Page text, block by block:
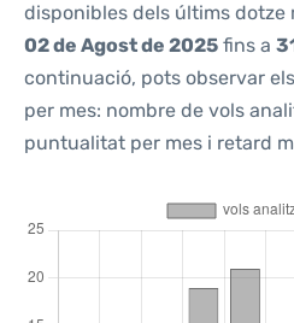
disponibles dels últims dotze
02 de Agost de 2025 fins a
continuació, pots observar
per mes: nombre de vols
puntualitat per mes i retard